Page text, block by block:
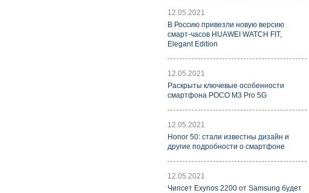
12.05.2021
В Россию привезли новую версию
смарт-часов HUAWEI WATCH FIT,
Elegant Edition
12.05.2021
Раскрыты ключевые особенности
смартфона POCO M3 Pro 5G
12.05.2021
Honor 50: стали известны дизайн и
другие подробности о смартфоне
12.05.2021
Чипсет Exynos 2200 от Samsung будет